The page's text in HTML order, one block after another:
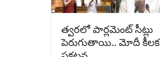
త్వరలో పార్లమెంట్ సీట్లు
పెరుగుతాయి.. మోదీ కీలక